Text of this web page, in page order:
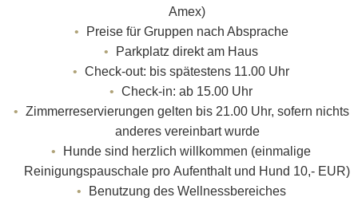
Amex)
Preise für Gruppen nach Absprache
Parkplatz direkt am Haus
Check-out: bis spätestens 11.00 Uhr
Check-in: ab 15.00 Uhr
Zimmerreservierungen gelten bis 21.00 Uhr, sofern nichts
anderes vereinbart wurde
Hunde sind herzlich willkommen (einmalige
Reinigungspauschale pro Aufenthalt und Hund 10,- EUR)
Benutzung des Wellnessbereiches